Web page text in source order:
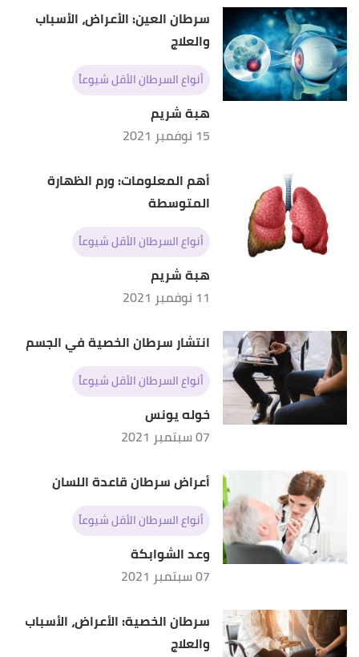
سرطان العين: الأعراض، الأسباب
والعلاج
أنواع السرطان الأقل شيوعاً
هبة شريم
15 نوفمبر 2021
أهم المعلومات: ورم الظهارة
المتوسطة
أنواع السرطان الأقل شيوعاً
هبة شريم
11 نوفمبر 2021
انتشار سرطان الخصية في الجسم
أنواع السرطان الأقل شيوعاً
خوله يونس
07 سبتمبر 2021
أعراض سرطان قاعدة اللسان
أنواع السرطان الأقل شيوعاً
وعد الشوابكة
07 سبتمبر 2021
سرطان الخصية: الأعراض، الأسباب
والعلاج